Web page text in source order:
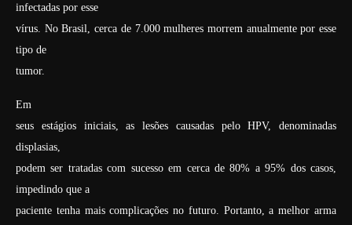
infectadas por esse
vírus. No Brasil, cerca de 7.000 mulheres morrem anualmente por esse
tipo de
tumor.
Em
seus estágios iniciais, as lesões causadas pelo HPV, denominadas
displasias,
podem ser tratadas com sucesso em cerca de 80% a 95% dos casos,
impedindo que a
paciente tenha mais complicações no futuro. Portanto, a melhor arma